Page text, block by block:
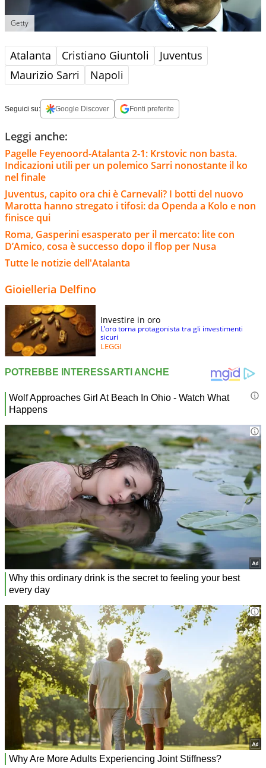
Getty
Atalanta Cristiano Giuntoli
Juventus
Maurizio Sarri
Napoli
Seguici su: Google Discover Fonti preferite
Leggi anche:
Pagelle Feyenoord-Atalanta 2-1: Krstovic non basta.
Indicazioni utili per un polemico Sarri nonostante il ko
nel finale
Juventus, capito ora chi è Carnevali? I botti del nuovo
Marotta hanno stregato i tifosi: da Openda a Kolo e non
finisce qui
Roma, Gasperini esasperato per il mercato: lite con
D’Amico, cosa è successo dopo il flop per Nusa
Tutte le notizie dell'Atalanta
Gioielleria Delfino
Investire in oro
L’oro torna protagonista tra gli investimenti
sicuri
LEGGI